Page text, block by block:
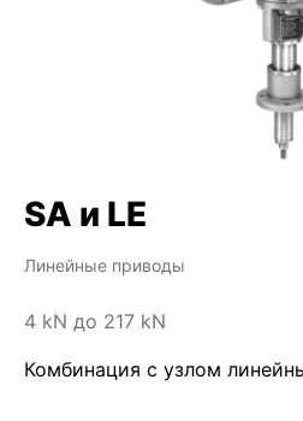
SA и LE
Линейные приводы
4 kN до 217 kN
Комбинация с узлом